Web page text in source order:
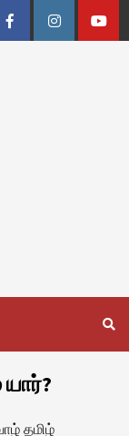
FacebookInstagram
தமிழ்